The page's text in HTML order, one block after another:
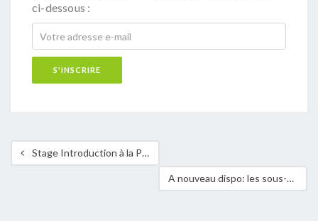
ci-dessous :
Stage Introduction à la Permaculture 6 & 7 juin 2026
A nouveau dispo: les sous-bocks Klima-Bündnis